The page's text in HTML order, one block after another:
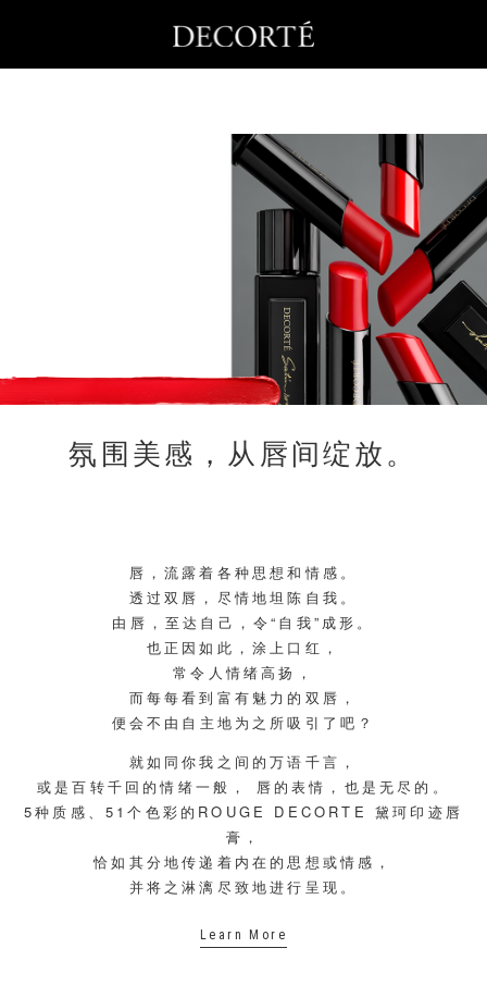
氛围美感，从唇间绽放。
唇，流露着各种思想和情感。
透过双唇，尽情地坦陈自我。
由唇，至达自己，令“自我”成形。
也正因如此，涂上口红，
常令人情绪高扬，
而每每看到富有魅力的双唇，
便会不由自主地为之所吸引了吧？
就如同你我之间的万语千言，
或是百转千回的情绪一般， 唇的表情，也是无尽的。
5种质感、51个色彩的ROUGE DECORTE 黛珂印迹唇
膏，
恰如其分地传递着内在的思想或情感，
并将之淋漓尽致地进行呈现。
Learn More